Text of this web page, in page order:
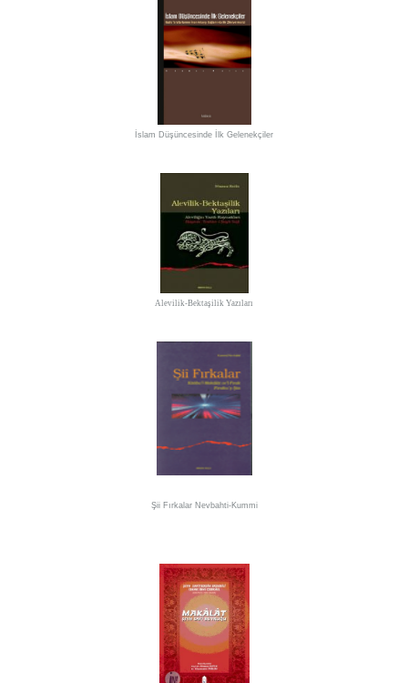
İslam Düşüncesinde İlk Gelenekçiler
Alevilik-Bektaşilik Yazıları
Şii Fırkalar Nevbahti-Kummi